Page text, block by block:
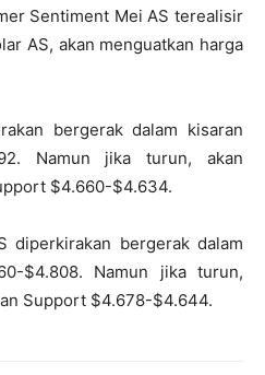
Sentiment Mei AS terealisir
AS, akan menguatkan harga
bergerak dalam kisaran
Namun jika turun, akan
$4.660-$4.634.
diperkirakan bergerak dalam
$4.808. Namun jika turun,
Support $4.678-$4.644.